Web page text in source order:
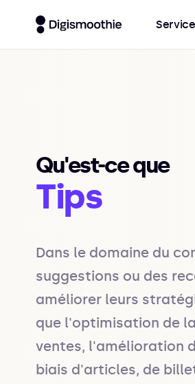
Qu'est-ce que
Tips
Dans le domaine du
suggestions ou des
améliorer leurs
que l'optimisation de
ventes, l'amélioration
biais d'articles, de